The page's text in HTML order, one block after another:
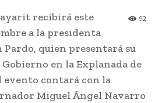
92
recibirá este
a la presidenta
Pardo, quien presentará su
en la Explanada de
evento contará con la
Miguel Ángel Navarro